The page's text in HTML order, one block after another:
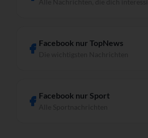
Facebook nur TopNews
Facebook nur Sport